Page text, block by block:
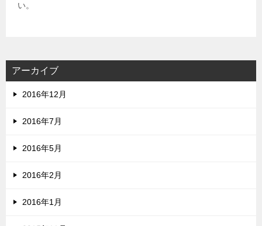
い。
アーカイブ
2016年12月
2016年7月
2016年5月
2016年2月
2016年1月